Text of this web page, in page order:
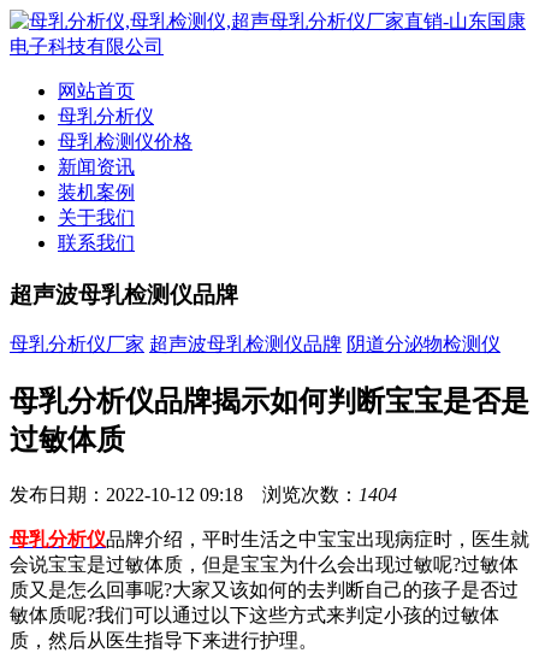
网站首页
母乳分析仪
母乳检测仪价格
新闻资讯
装机案例
关于我们
联系我们
超声波母乳检测仪品牌
母乳分析仪厂家 超声波母乳检测仪品牌 阴道分泌物检测仪
母乳分析仪品牌揭示如何判断宝宝是否是
过敏体质
发布日期：2022-10-12 09:18 浏览次数： 1404
母乳分析仪品牌介绍，平时生活之中宝宝出现病症时，医生就
会说宝宝是过敏体质，但是宝宝为什么会出现过敏呢?过敏体
质又是怎么回事呢?大家又该如何的去判断自己的孩子是否过
敏体质呢?我们可以通过以下这些方式来判定小孩的过敏体
质，然后从医生指导下来进行护理。